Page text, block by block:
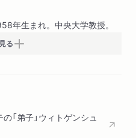
年生まれ。中央大学教授。
る
「弟子」ウィトゲンシュ